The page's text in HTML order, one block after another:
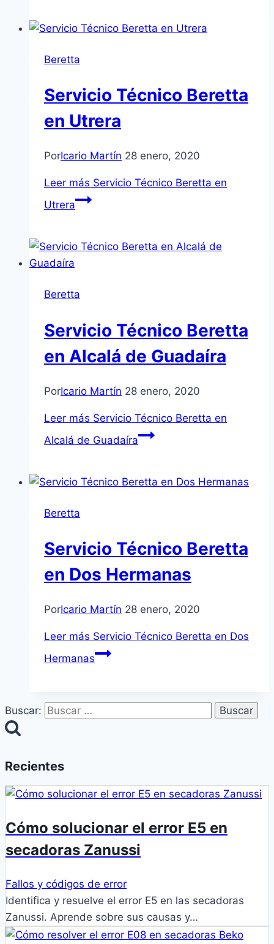
Beretta
Servicio Técnico Beretta
en Utrera
PorIcario Martín 28 enero, 2020
Leer más Servicio Técnico Beretta en
Utrera
Beretta
Servicio Técnico Beretta
en Alcalá de Guadaíra
PorIcario Martín 28 enero, 2020
Leer más Servicio Técnico Beretta en
Alcalá de Guadaíra
Beretta
Servicio Técnico Beretta
en Dos Hermanas
PorIcario Martín 28 enero, 2020
Leer más Servicio Técnico Beretta en Dos
Hermanas
Buscar:
Recientes
Cómo solucionar el error E5 en
secadoras Zanussi
Fallos y códigos de error
Identifica y resuelve el error E5 en las secadoras
Zanussi. Aprende sobre sus causas y…